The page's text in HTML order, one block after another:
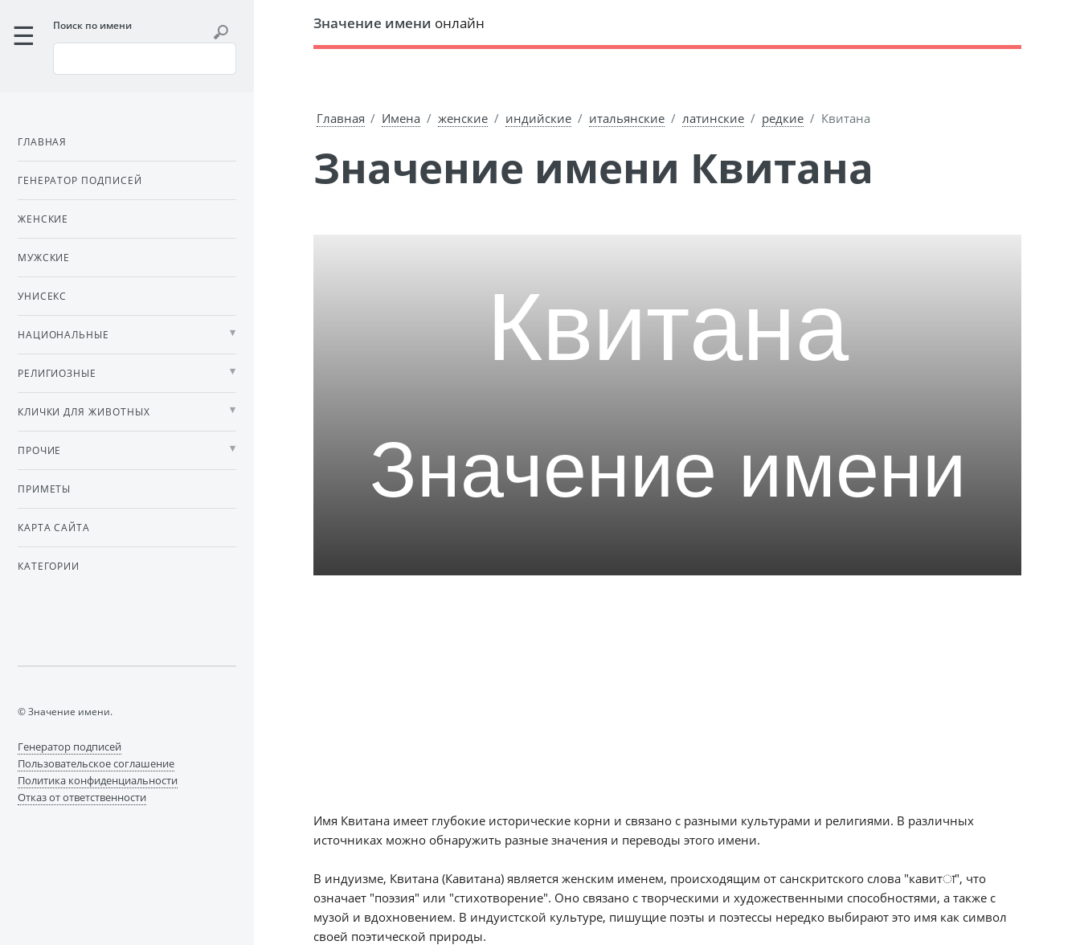
Значение имени онлайн
Главная Имена женские индийские итальянские латинские редкие Квитана
Значение имени Квитана
Имя Квитана имеет глубокие исторические корни и связано с разными культурами и религиями. В различных
источниках можно обнаружить разные значения и переводы этого имени.
В индуизме, Квитана (Кавитана) является женским именем, происходящим от санскритского слова "кавитा", что
означает "поэзия" или "стихотворение". Оно связано с творческими и художественными способностями, а также с
музой и вдохновением. В индуистской культуре, пишущие поэты и поэтессы нередко выбирают это имя как символ
своей поэтической природы.
Поиск по имени
ГЛАВНАЯ
ГЕНЕРАТОР ПОДПИСЕЙ
ЖЕНСКИЕ
МУЖСКИЕ
УНИСЕКС
НАЦИОНАЛЬНЫЕ
РЕЛИГИОЗНЫЕ
КЛИЧКИ ДЛЯ ЖИВОТНЫХ
ПРОЧИЕ
ПРИМЕТЫ
КАРТА САЙТА
КАТЕГОРИИ
© Значение имени.
Генератор подписей
Пользовательское соглашение
Политика конфиденциальности
Отказ от ответственности